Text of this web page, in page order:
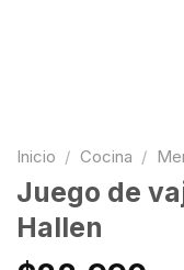
Inicio / Cocina /
Juego de
Hallen